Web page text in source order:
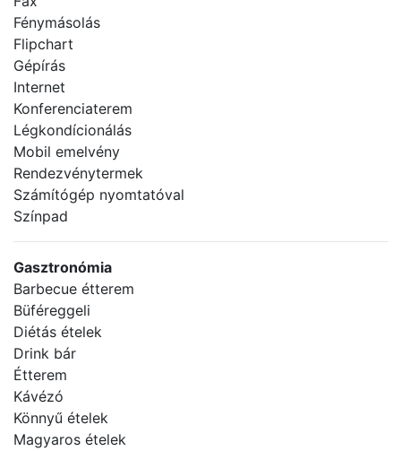
Fénymásolás
Flipchart
Gépírás
Internet
Konferenciaterem
Légkondícionálás
Mobil emelvény
Rendezvénytermek
Számítógép nyomtatóval
Színpad
Gasztronómia
Barbecue étterem
Büféreggeli
Diétás ételek
Drink bár
Étterem
Kávézó
Könnyű ételek
Magyaros ételek